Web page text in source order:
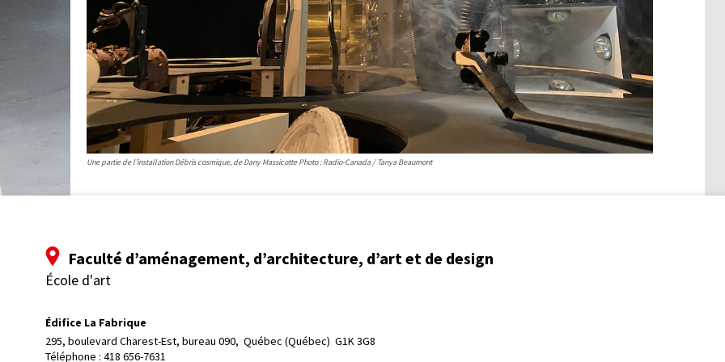
Une partie de l’installation Débris cosmique, de Dany Massicotte Photo : Radio-Canada / Tanya Beaumont
Faculté d’aménagement, d’architecture, d’art et de design
École d'art
Édifice La Fabrique
295, boulevard Charest-Est, bureau 090, Québec (Québec)  G1K 3G8
Téléphone : 418 656-7631